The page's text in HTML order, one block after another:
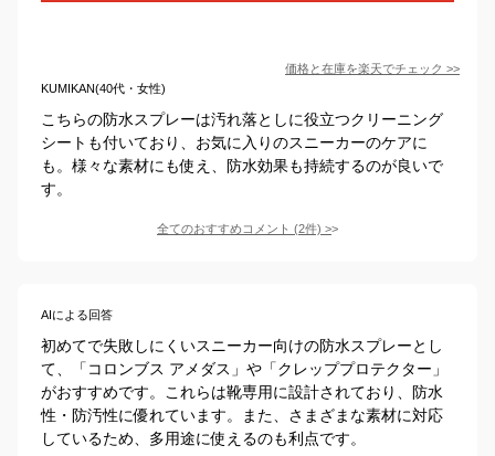
価格と在庫を楽天でチェック >>
KUMIKAN(40代・女性)
こちらの防水スプレーは汚れ落としに役立つクリーニング
シートも付いており、お気に入りのスニーカーのケアに
も。様々な素材にも使え、防水効果も持続するのが良いで
す。
全てのおすすめコメント (2件) >
AIによる回答
初めてで失敗しにくいスニーカー向けの防水スプレーとし
て、「コロンブス アメダス」や「クレッププロテクター」
がおすすめです。これらは靴専用に設計されており、防水
性・防汚性に優れています。また、さまざまな素材に対応
しているため、多用途に使えるのも利点です。